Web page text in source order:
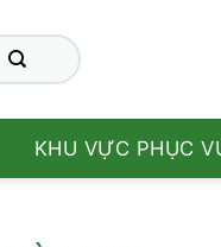
KHU VỰC PHỤC